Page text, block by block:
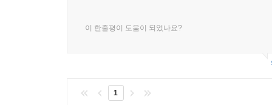
이 한줄평이 도움이 되었나요?
1